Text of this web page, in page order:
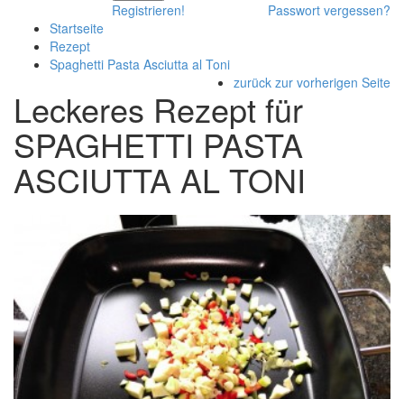
Registrieren!
Passwort vergessen?
Startseite
Rezept
Spaghetti Pasta Asciutta al Toni
zurück zur vorherigen Seite
Leckeres Rezept für
SPAGHETTI PASTA
ASCIUTTA AL TONI